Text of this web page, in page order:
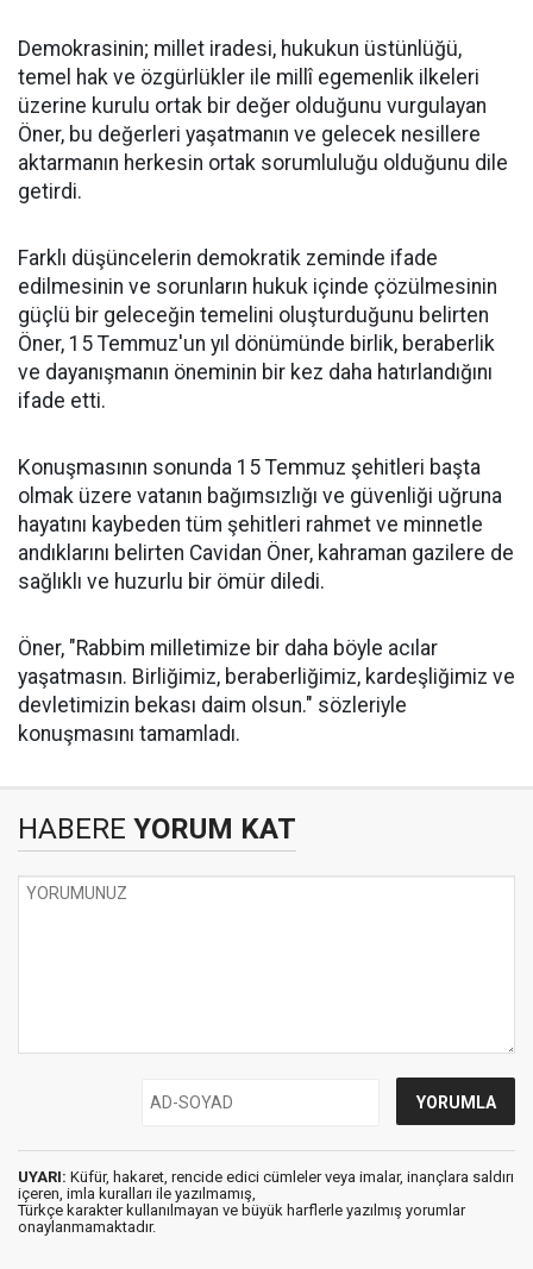
Demokrasinin; millet iradesi, hukukun üstünlüğü,
temel hak ve özgürlükler ile millî egemenlik ilkeleri
üzerine kurulu ortak bir değer olduğunu vurgulayan
Öner, bu değerleri yaşatmanın ve gelecek nesillere
aktarmanın herkesin ortak sorumluluğu olduğunu dile
getirdi.
Farklı düşüncelerin demokratik zeminde ifade
edilmesinin ve sorunların hukuk içinde çözülmesinin
güçlü bir geleceğin temelini oluşturduğunu belirten
Öner, 15 Temmuz'un yıl dönümünde birlik, beraberlik
ve dayanışmanın öneminin bir kez daha hatırlandığını
ifade etti.
Konuşmasının sonunda 15 Temmuz şehitleri başta
olmak üzere vatanın bağımsızlığı ve güvenliği uğruna
hayatını kaybeden tüm şehitleri rahmet ve minnetle
andıklarını belirten Cavidan Öner, kahraman gazilere de
sağlıklı ve huzurlu bir ömür diledi.
Öner, "Rabbim milletimize bir daha böyle acılar
yaşatmasın. Birliğimiz, beraberliğimiz, kardeşliğimiz ve
devletimizin bekası daim olsun." sözleriyle
konuşmasını tamamladı.
HABERE YORUM KAT
UYARI: Küfür, hakaret, rencide edici cümleler veya imalar, inançlara saldırı
içeren, imla kuralları ile yazılmamış,
Türkçe karakter kullanılmayan ve büyük harflerle yazılmış yorumlar
onaylanmamaktadır.